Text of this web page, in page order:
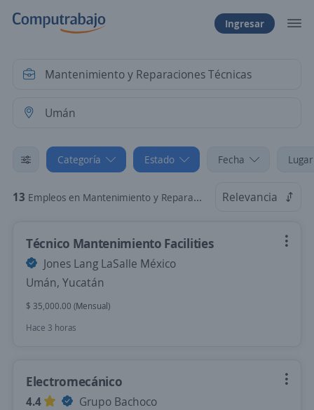
Ingresar
Categoría Estado Fecha
13 Empleos en Mantenimiento y Reparaciones Técnicas en Umán, Yucatán Relevancia
Técnico Mantenimiento Facilities
Jones Lang LaSalle México
Umán, Yucatán
$ 35,000.00 (Mensual)
Hace 3 horas
Electromecánico
4.4
Grupo Bachoco